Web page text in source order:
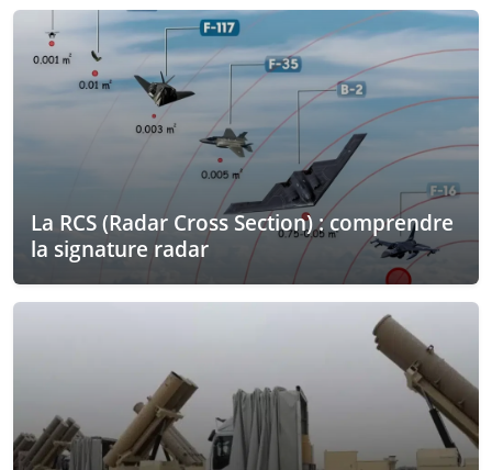
La RCS (Radar Cross Section) : comprendre
la signature radar